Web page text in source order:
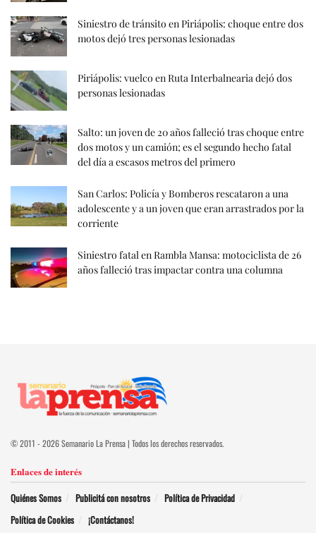
Siniestro de tránsito en Piriápolis: choque entre dos
motos dejó tres personas lesionadas
Piriápolis: vuelco en Ruta Interbalnearia dejó dos
personas lesionadas
Salto: un joven de 20 años falleció tras choque entre
dos motos y un camión; es el segundo hecho fatal
del día a escasos metros del primero
San Carlos: Policía y Bomberos rescataron a una
adolescente y a un joven que eran arrastrados por la
corriente
Siniestro fatal en Rambla Mansa: motociclista de 26
años falleció tras impactar contra una columna
© 2011 - 2026 Semanario La Prensa | Todos los derechos reservados.
Enlaces de interés
Quiénes Somos Publicitá con nosotros
Política de Privacidad
Política de Cookies
¡Contáctanos!